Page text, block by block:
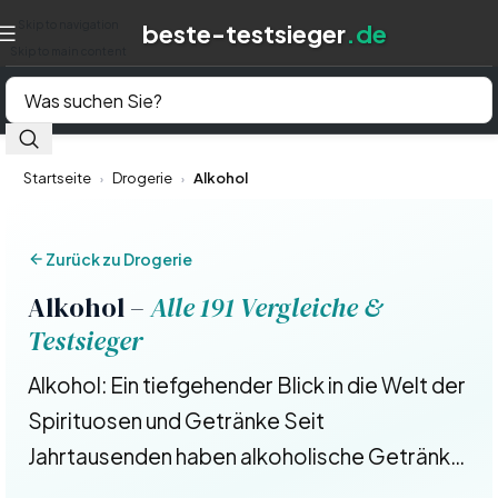
Startseite › Drogerie › Alkohol
Zurück zu Drogerie
Alkohol –Alle 191 Vergleiche &
Testsieger
Alkohol: Ein tiefgehender Blick in die Welt der
Spirituosen und Getränke Seit
Jahrtausenden haben alkoholische Getränke